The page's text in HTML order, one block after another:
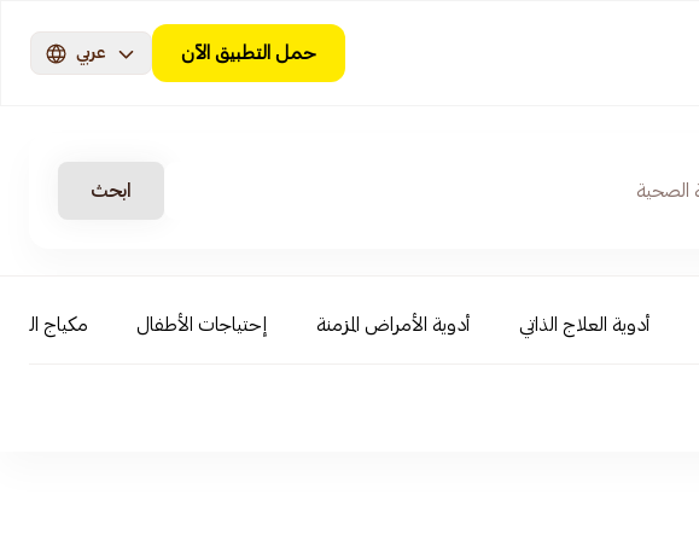
حمل التطبيق الآن عربي
ابحث
أدوية العلاج الذاتي أدوية الأمراض المزمنة إحتياجات الأطفال مكياج الوجه